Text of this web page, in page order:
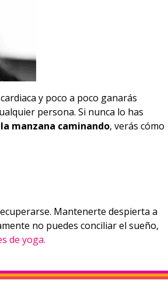
y poco a poco ganarás
persona. Si nunca lo has
manzana caminando, verás cómo
Mantenerte despierta a
no puedes conciliar el sueño,
de yoga.